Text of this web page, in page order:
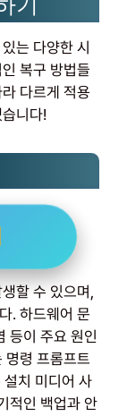
는 다양한 시
복구 방법들
다르게 적용
니다!
할 수 있으며,
. 하드웨어 문
등이 주요 원인
명령 프롬프트
치 미디어 사
적인 백업과 안